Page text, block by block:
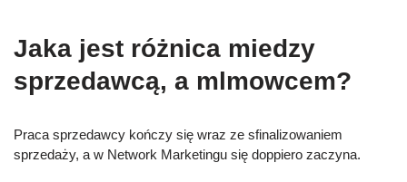
Jaka jest różnica miedzy
sprzedawcą, a mlmowcem?
Praca sprzedawcy kończy się wraz ze sfinalizowaniem
sprzedaży, a w Network Marketingu się doppiero zaczyna.